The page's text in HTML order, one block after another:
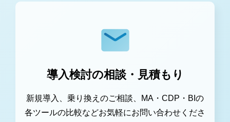
導入検討の相談・見積もり
新規導入、乗り換えのご相談、MA・CDP・BIの
各ツールの比較などお気軽にお問い合わせくださ